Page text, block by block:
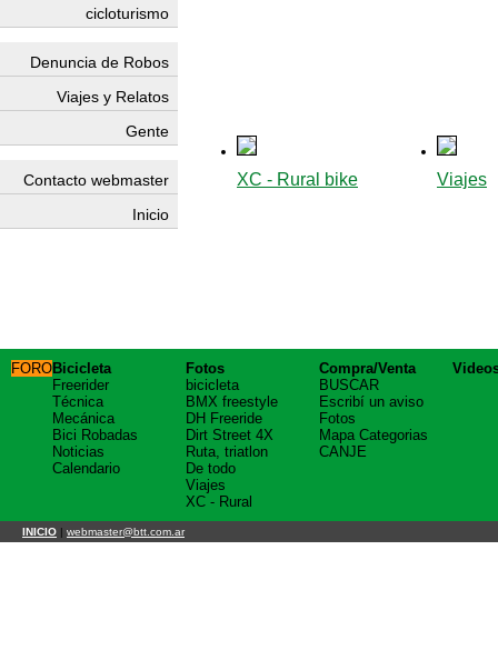
XC - Rural bike Viajes
cicloturismo
Denuncia de Robos
Viajes y Relatos
Gente
Contacto webmaster
Inicio
FOROBicicleta
Freerider
Técnica
Mecánica
Bici Robadas
Noticias
Calendario
Fotos
bicicleta
BMX freestyle
DH Freeride
Dirt Street 4X
Ruta, triatlon
De todo
Viajes
XC - Rural
Compra/Venta
BUSCAR
Escribí un aviso
Fotos
Mapa Categorias
CANJE
INICIO | webmaster@btt.com.ar